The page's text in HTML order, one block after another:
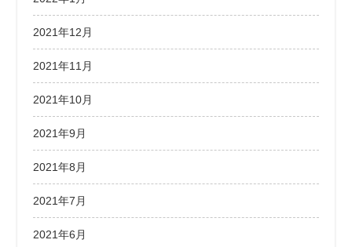
2021年12月
2021年11月
2021年10月
2021年9月
2021年8月
2021年7月
2021年6月